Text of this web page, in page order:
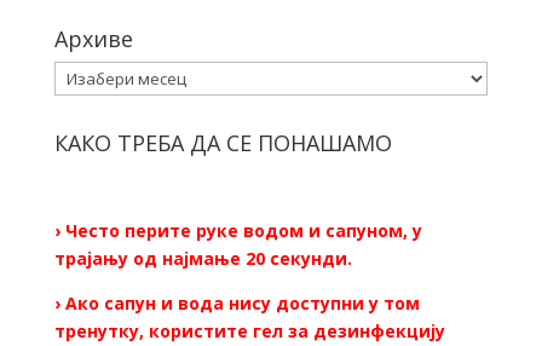
Архиве
Архиве
КАКО ТРЕБА ДА СЕ ПОНАШАМО
› Често перите руке водом и сапуном, у
трајању од најмање 20 секунди.
› Ако сапун и вода нису доступни у том
тренутку, користите гел за дезинфекцију